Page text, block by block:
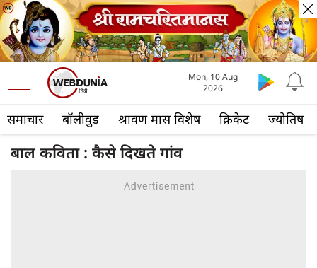
समाचार बॉलीवुड श्रावण मास विशेष क्रिकेट ज्योतिष
Mon, 10 Aug
2026
बाल कविता : कैसे दिखते गांव